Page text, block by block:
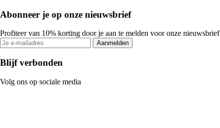
Abonneer je op onze nieuwsbrief
Profiteer van 10% korting door je aan te melden voor onze nieuwsbrief
Aanmelden
Blijf verbonden
Volg ons op sociale media